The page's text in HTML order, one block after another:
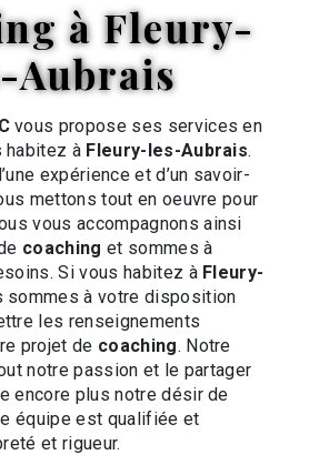
Aubrais
vous propose ses services en
habitez à Fleury-les-Aubrais.
expérience et d’un savoir-
mettons tout en oeuvre pour
vous accompagnons ainsi
coaching et sommes à
Si vous habitez à Fleury-
sommes à votre disposition
les renseignements
projet de coaching. Notre
notre passion et le partager
encore plus notre désir de
équipe est qualifiée et
et rigueur.